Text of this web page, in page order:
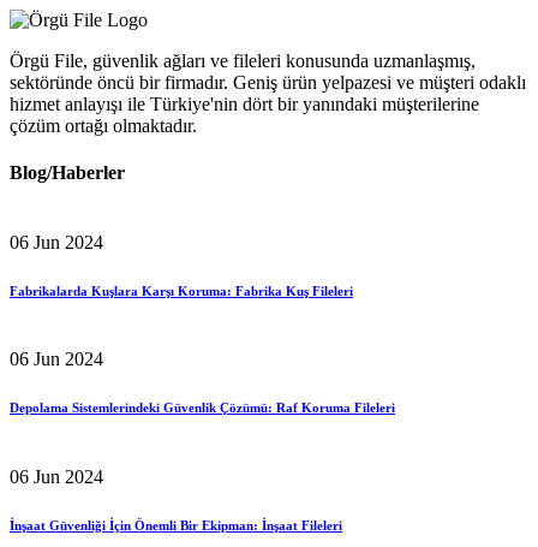
Örgü File, güvenlik ağları ve fileleri konusunda uzmanlaşmış,
sektöründe öncü bir firmadır. Geniş ürün yelpazesi ve müşteri odaklı
hizmet anlayışı ile Türkiye'nin dört bir yanındaki müşterilerine
çözüm ortağı olmaktadır.
Blog/Haberler
06 Jun 2024
Fabrikalarda Kuşlara Karşı Koruma: Fabrika Kuş Fileleri
06 Jun 2024
Depolama Sistemlerindeki Güvenlik Çözümü: Raf Koruma Fileleri
06 Jun 2024
İnşaat Güvenliği İçin Önemli Bir Ekipman: İnşaat Fileleri